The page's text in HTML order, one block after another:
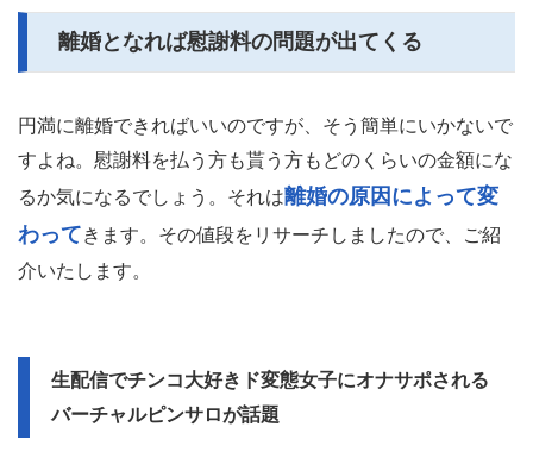
離婚となれば慰謝料の問題が出てくる
円満に離婚できればいいのですが、そう簡単にいかないで
すよね。慰謝料を払う方も貰う方もどのくらいの金額にな
るか気になるでしょう。それは離婚の原因によって変
わってきます。その値段をリサーチしましたので、ご紹
介いたします。
生配信でチンコ大好きド変態女子にオナサポされる
バーチャルピンサロが話題